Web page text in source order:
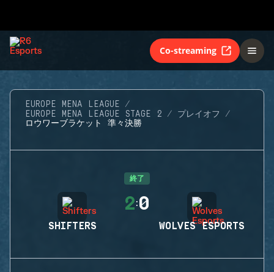
Co-streaming
EUROPE MENA LEAGUE
EUROPE MENA LEAGUE STAGE 2
プレイオフ
ロウワーブラケット 準々決勝
終了
SHIFTERS
2:0
WOLVES ESPORTS